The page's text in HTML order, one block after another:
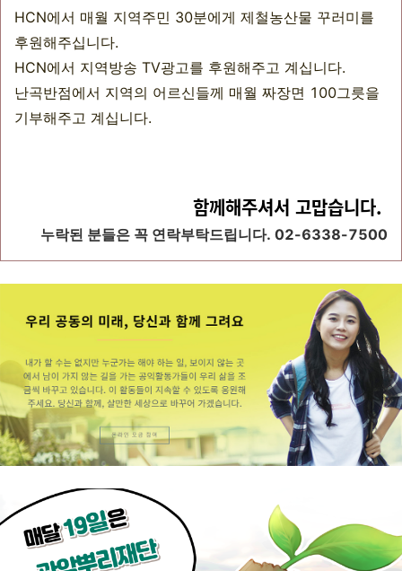
HCN에서 매월 지역주민 30분에게 제철농산물 꾸러미를
후원해주십니다.
HCN에서 지역방송 TV광고를 후원해주고 계십니다.
난곡반점에서 지역의 어르신들께 매월 짜장면 100그릇을
기부해주고 계십니다.
함께해주셔서 고맙습니다.
누락된 분들은 꼭 연락부탁드립니다. 02-6338-7500